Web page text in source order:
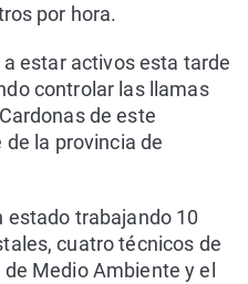
por hora.
estar activos esta tarde
controlar las llamas
de este
la provincia de
estado trabajando 10
cuatro técnicos de
Medio Ambiente y el